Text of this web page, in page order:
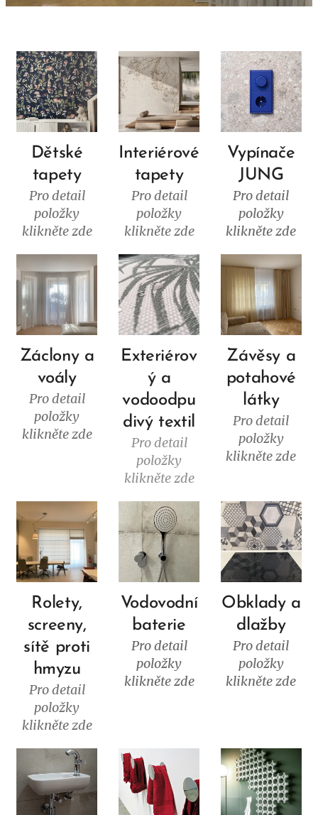
Dětské
tapety
Pro detail
položky
klikněte zde
Interiérové
tapety
Pro detail
položky
klikněte zde
Vypínače
JUNG
Pro detail
položky
klikněte zde
Záclony a
voály
Pro detail
položky
klikněte zde
Exteriérov
ý a
vodoodpu
divý textil
Pro detail
položky
klikněte zde
Závěsy a
potahové
látky
Pro detail
položky
klikněte zde
Rolety,
screeny,
sítě proti
hmyzu
Pro detail
položky
klikněte zde
Vodovodní
baterie
Pro detail
položky
klikněte zde
Obklady a
dlažby
Pro detail
položky
klikněte zde